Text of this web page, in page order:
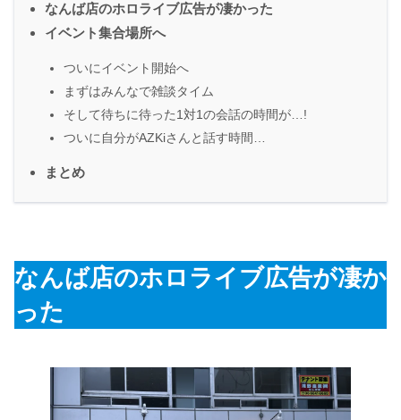
なんば店のホロライブ広告が凄かった
イベント集合場所へ
ついにイベント開始へ
まずはみんなで雑談タイム
そして待ちに待った1対1の会話の時間が…!
ついに自分がAZKiさんと話す時間…
まとめ
なんば店のホロライブ広告が凄か
った